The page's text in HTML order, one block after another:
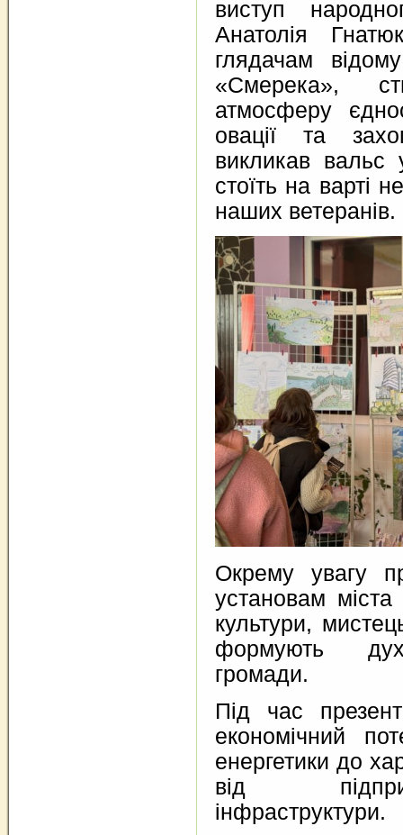
виступ
Анатолія
глядачам
«Смерека»,
атмосферу
овації та
викликав вальс
стоїть на варті
наших ветеранів.
Окрему увагу
установам міста
культури,
формують
громади.
Під час
економічний
енергетики до
від
інфраструктури.